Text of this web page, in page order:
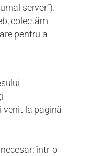
server”).
colectăm
pentru a
venit la pagină
într-o